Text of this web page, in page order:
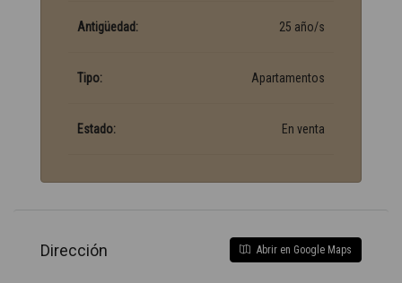
Antigüedad: 25 año/s
Tipo: Apartamentos
Estado: En venta
Dirección Abrir en Google Maps